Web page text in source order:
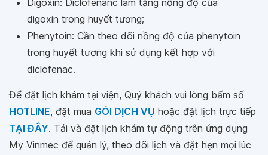
Digoxin: Diclofenanc làm tăng nồng độ của
digoxin trong huyết tương;
Phenytoin: Cần theo dõi nồng độ của phenytoin
trong huyết tương khi sử dụng kết hợp với
diclofenac.
Để đặt lịch khám tại viện, Quý khách vui lòng bấm số
HOTLINE, đặt mua GÓI DỊCH VỤ hoặc đặt lịch trực tiếp
TẠI ĐÂY. Tải và đặt lịch khám tự động trên ứng dụng
My Vinmec để quản lý, theo dõi lịch và đặt hẹn mọi lúc